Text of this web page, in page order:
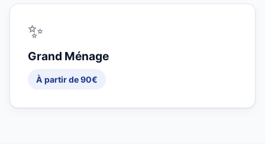
✨
Grand Ménage
À partir de 90€